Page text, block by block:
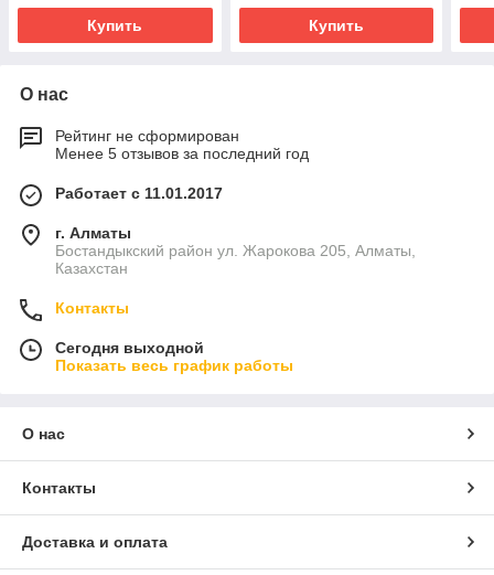
Купить Купить
О нас
Рейтинг не сформирован
Менее 5 отзывов за последний год
Работает с 11.01.2017
г. Алматы
Бостандыкский район ул. Жарокова 205, Алматы,
Казахстан
Контакты
Сегодня выходной
Показать весь график работы
О нас
Контакты
Доставка и оплата